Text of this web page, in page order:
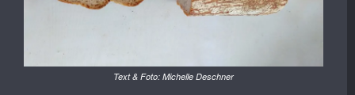
Text & Foto: Michelle Deschner